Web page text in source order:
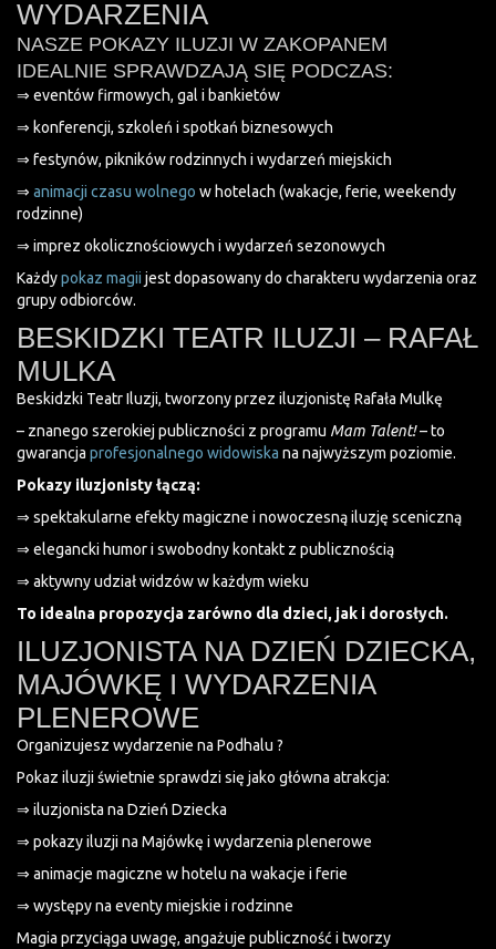
WYDARZENIA
NASZE POKAZY ILUZJI W ZAKOPANEM
IDEALNIE SPRAWDZAJĄ SIĘ PODCZAS:
⇒ eventów firmowych, gal i bankietów
⇒ konferencji, szkoleń i spotkań biznesowych
⇒ festynów, pikników rodzinnych i wydarzeń miejskich
⇒ animacji czasu wolnego w hotelach (wakacje, ferie, weekendy
rodzinne)
⇒ imprez okolicznościowych i wydarzeń sezonowych
Każdypokaz magii jest dopasowany do charakteru wydarzenia oraz
grupy odbiorców.
BESKIDZKI TEATR ILUZJI – RAFAŁ
MULKA
Beskidzki Teatr Iluzji, tworzony przez iluzjonistę Rafała Mulkę
– znanego szerokiej publiczności z programu Mam Talent!– to
gwarancja profesjonalnego widowiska na najwyższym poziomie.
Pokazy iluzjonisty łączą:
⇒ spektakularne efekty magiczne i nowoczesną iluzję sceniczną
⇒ elegancki humor i swobodny kontakt z publicznością
⇒ aktywny udział widzów w każdym wieku
To idealna propozycja zarówno dla dzieci, jak i dorosłych.
ILUZJONISTA NA DZIEŃ DZIECKA,
MAJÓWKĘ I WYDARZENIA
PLENEROWE
Organizujesz wydarzenie na Podhalu ?
Pokaz iluzji świetnie sprawdzi się jako główna atrakcja:
⇒ iluzjonista na Dzień Dziecka
⇒ pokazy iluzji na Majówkę i wydarzenia plenerowe
⇒ animacje magiczne w hotelu na wakacje i ferie
⇒ występy na eventy miejskie i rodzinne
Magia przyciąga uwagę, angażuje publiczność i tworzy